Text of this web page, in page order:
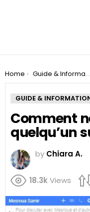
You are here:
Home Guide & Informations
GUIDE &
Comment
quelqu’un
by Chiara A.
18.3kViews